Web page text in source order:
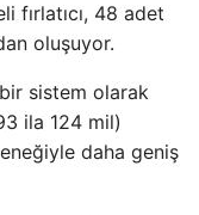
fırlatıcı, 48 adet
oluşuyor.
bir sistem olarak
ila 124 mil)
daha geniş